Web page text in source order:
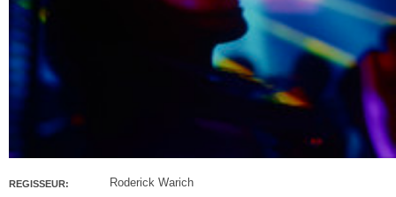
REGISSEUR:
Roderick Warich